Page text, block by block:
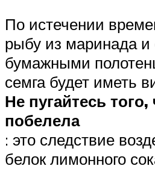
По истечении
рыбу из маринада
бумажными
семга будет иметь
Не пугайтесь
побелела
: это следствие
белок лимонного